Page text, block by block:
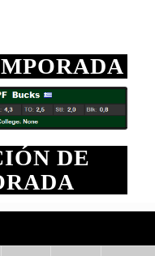
DE